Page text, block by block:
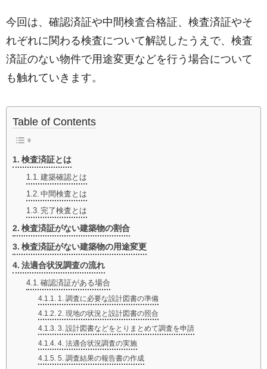
今回は、確認済証や中間検査合格証、検査済証やそ
れぞれに関わる検査について解説したうえで、検査
済証のない物件で用途変更などを行う場合について
も触れていきます。
Table of Contents
検査済証とは
建築確認とは
中間検査とは
完了検査とは
検査済証がない建築物の割合
検査済証がない建築物の用途変更
法適合状況調査の流れ
確認済証がある場合
1. 調査に必要な設計図書の準備
2. 現地の状況と設計図書の照合
3. 設計図書などをとりまとめて調査を申請
4. 法適合状況調査の実施
5. 調査結果の報告書の作成